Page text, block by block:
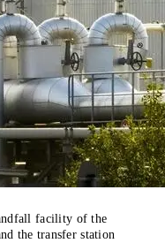
facility of the
the transfer station